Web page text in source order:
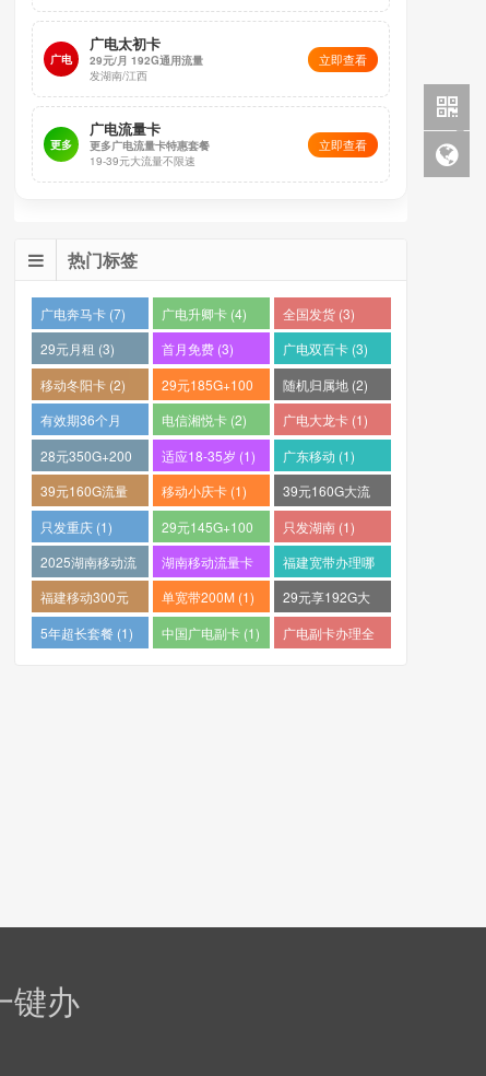
广电
广电太初卡
29元/月 192G通用流量
发湖南/江西
立即查看
更多
广电流量卡
更多广电流量卡特惠套餐
19-39元大流量不限速
立即查看
热门标签
广电奔马卡 (7) 广电升卿卡 (4)
全国发货 (3)
29元月租 (3)
首月免费 (3)
广电双百卡 (3)
移动冬阳卡 (2)
29元185G+100
分钟 (2)
随机归属地 (2)
有效期36个月
(2)
电信湘悦卡 (2)
广电大龙卡 (1)
28元350G+200
分钟 (1)
适应18-35岁 (1)
广东移动 (1)
39元160G流量
卡 (1)
移动小庆卡 (1)
39元160G大流
量电话卡 (1)
只发重庆 (1)
29元145G+100
分钟 (1)
只发湖南 (1)
2025湖南移动流
量卡哪个好 (1)
湖南移动流量卡
推荐 (1)
福建宽带办理哪
个最便宜 (1)
福建移动300元
包1年 (1)
单宽带200M (1)
29元享192G大
流量 (1)
5年超长套餐 (1) 中国广电副卡 (1)
广电副卡办理全
键办